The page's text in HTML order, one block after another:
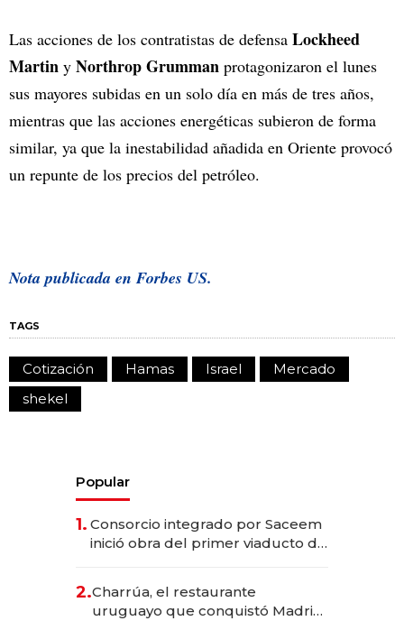
Las acciones de los contratistas de defensa Lockheed
Martin y Northrop Grumman protagonizaron el lunes
sus mayores subidas en un solo día en más de tres años,
mientras que las acciones energéticas subieron de forma
similar, ya que la inestabilidad añadida en Oriente provocó
un repunte de los precios del petróleo.
Nota publicada enForbes US.
TAGS
Cotización Hamas Israel
Mercado
shekel
Popular
1. Consorcio integrado por Saceem
inició obra del primer viaducto de
millones
2.Charrúa, el restaurante
uruguayo que conquistó Madrid: